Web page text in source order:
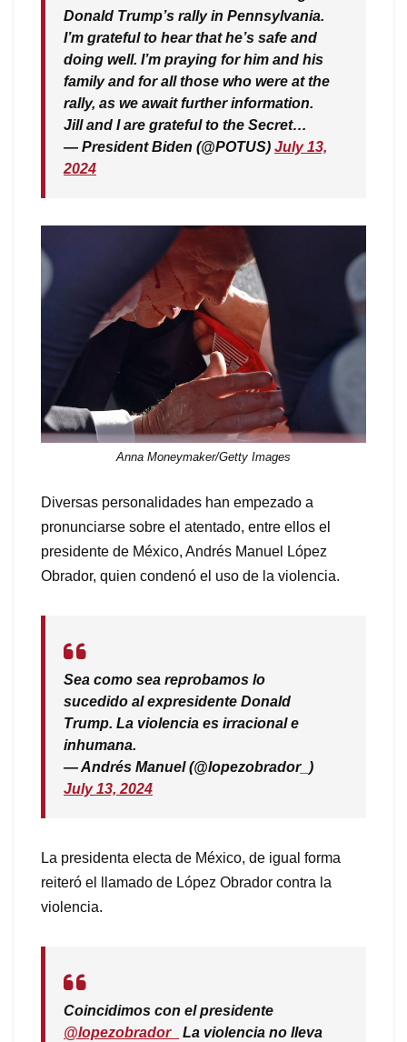
Donald Trump’s rally in Pennsylvania.
I’m grateful to hear that he’s safe and
doing well. I’m praying for him and his
family and for all those who were at the
rally, as we await further information.
Jill and I are grateful to the Secret…
— President Biden (@POTUS) July 13,
2024
Anna Moneymaker/Getty Images
Diversas personalidades han empezado a
pronunciarse sobre el atentado, entre ellos el
presidente de México, Andrés Manuel López
Obrador, quien condenó el uso de la violencia.
Sea como sea reprobamos lo
sucedido al expresidente Donald
Trump. La violencia es irracional e
inhumana.
— Andrés Manuel (@lopezobrador_)
July 13, 2024
La presidenta electa de México, de igual forma
reiteró el llamado de López Obrador contra la
violencia.
Coincidimos con el presidente
@lopezobrador_
La violencia no lleva